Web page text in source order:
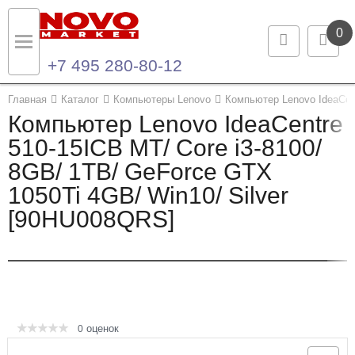
0
+7 495 280-80-12
Главная Каталог Компьютеры Lenovo Компьютер Lenovo
Компьютер Lenovo IdeaCentre
510-15ICB MT/ Core i3-8100/
8GB/ 1TB/ GeForce GTX
1050Ti 4GB/ Win10/ Silver
[90HU008QRS]
0 оценок
Назад
Каталог продукции
Ноутбуки и ультрабуки
Компьютеры
Назад
Контакты
Контактная информация